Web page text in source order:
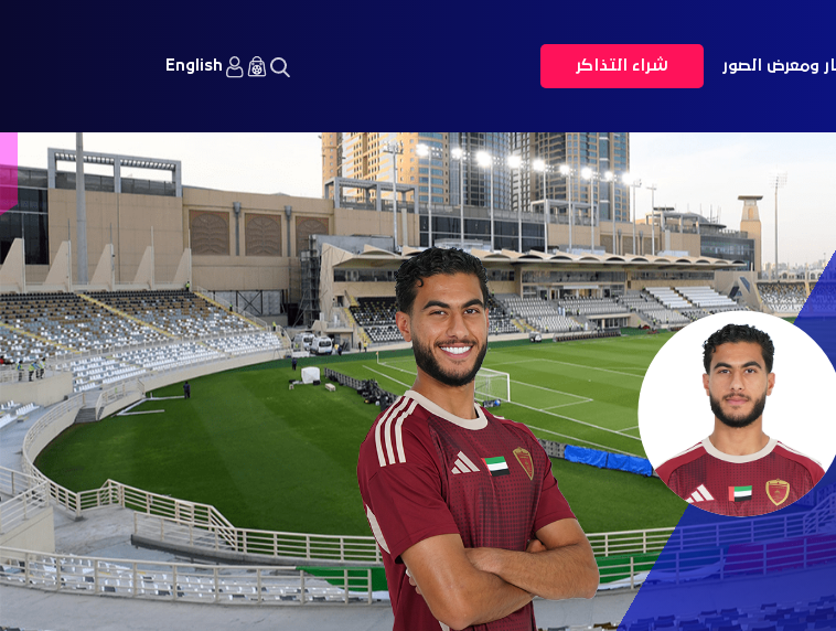
ومعرض الصور شراء التذاكر English